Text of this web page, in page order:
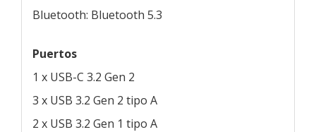
Bluetooth: Bluetooth 5.3
Puertos
1 x USB-C 3.2 Gen 2
3 x USB 3.2 Gen 2 tipo A
2 x USB 3.2 Gen 1 tipo A